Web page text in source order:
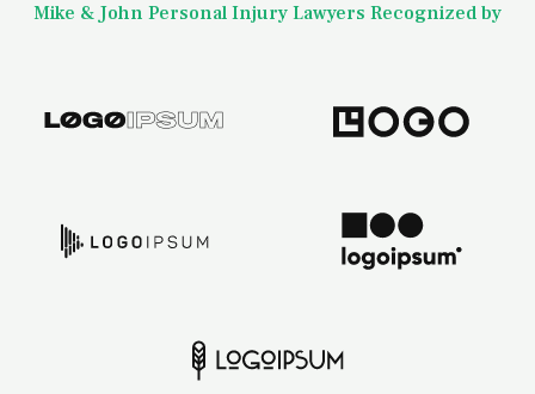
Mike & John Personal Injury Lawyers Recognized by